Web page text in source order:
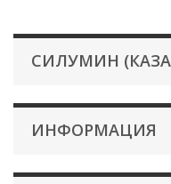
СИЛУМИН
ИНФОРМАЦИЯ